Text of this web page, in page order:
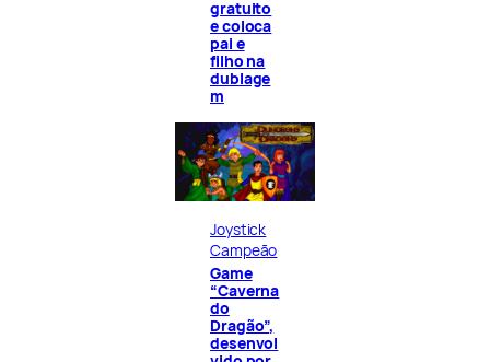
gratuito
e coloca
pai e
filho na
dublage
m
Joystick
Campeão
Game
“Caverna
do
Dragão”,
desenvol